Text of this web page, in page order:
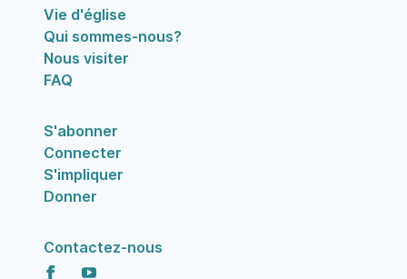
Vie d'église
Qui sommes-nous?
Nous visiter
FAQ
S'abonner
Connecter
S'impliquer
Donner
Contactez-nous